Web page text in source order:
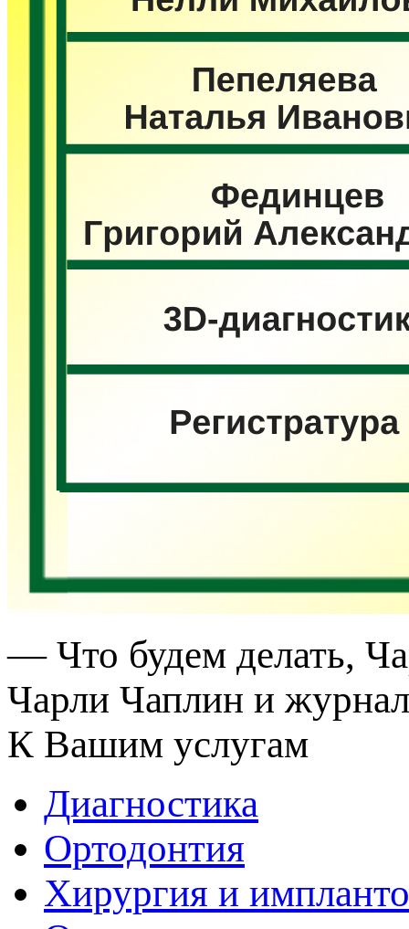
— Что будем делать,
Чарли Чаплин и
К Вашим услугам
Диагностика
Ортодонтия
Хирургия и